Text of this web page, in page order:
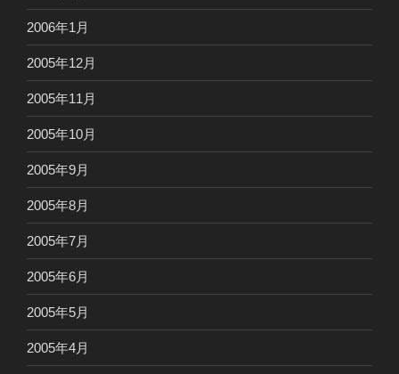
2006年1月
2005年12月
2005年11月
2005年10月
2005年9月
2005年8月
2005年7月
2005年6月
2005年5月
2005年4月